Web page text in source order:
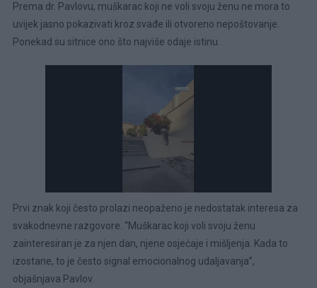
Prema dr. Pavlovu, muškarac koji ne voli svoju ženu ne mora to
uvijek jasno pokazivati kroz svađe ili otvoreno nepoštovanje.
Ponekad su sitnice ono što najviše odaje istinu.
Prvi znak koji često prolazi neopaženo je nedostatak interesa za
svakodnevne razgovore. “Muškarac koji voli svoju ženu
zainteresiran je za njen dan, njene osjećaje i mišljenja. Kada to
izostane, to je često signal emocionalnog udaljavanja”,
objašnjava Pavlov.